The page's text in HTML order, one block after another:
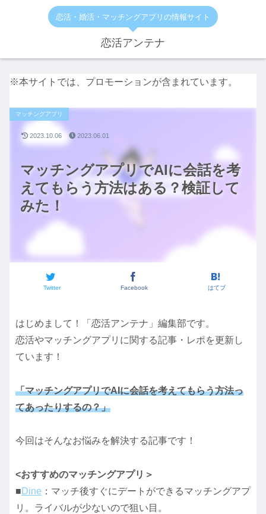
恋活・婚活・マッチングアプリの情報サイト
恋活アンテナ
※本サイトでは、プロモーションが含まれています。
マッチングアプリでAIに会話を考
えてもらう方法はある？検証して
みた！
マッチングアプリ
Twitter Facebook はてブ
2023.10.06 2023.06.01
はじめまして！「恋活アンテナ」編集部です。
恋活やマッチングアプリに関する記事・レポを更新し
ています！
「マッチングアプリでAIに会話を考えてもらう方法っ
てあったりするの？」
今回はそんなお悩みを解決する記事です！
<おすすめのマッチングアプリ＞
■ Dine ：マッチ後すぐにデートができるマッチングアプ
リ。ライバルが少ないので狙い目。